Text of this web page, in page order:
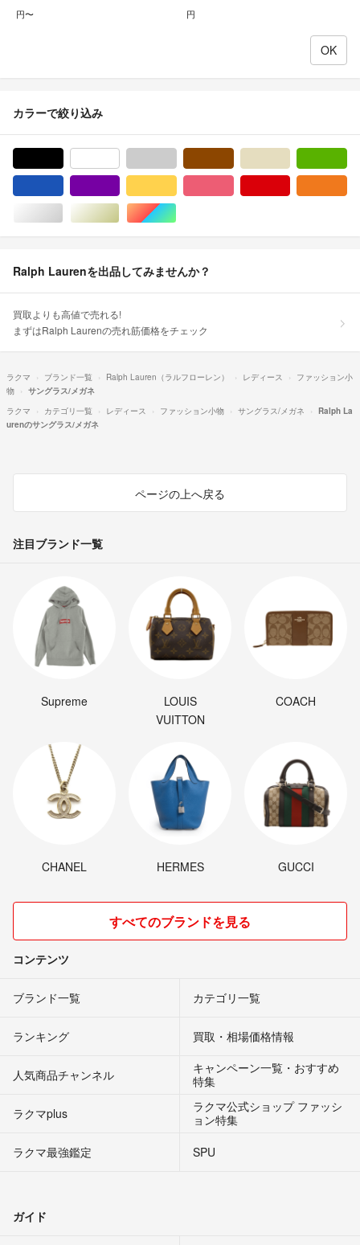
円〜 円
カラーで絞り込み
シルバー/銀色系ゴールド/金色系マルチカラー
Ralph Laurenを出品してみませんか？
買取よりも高値で売れる!
まずはRalph Laurenの売れ筋価格をチェック
ラクマ ブランド一覧 Ralph Lauren（ラルフローレン） レディース
ファッション小
物
サングラス/メガネ
ラクマ
カテゴリ一覧 レディース ファッション小物 サングラス/メガネ
Ralph La
urenのサングラス/メガネ
ページの上へ戻る
注目ブランド一覧
Supreme
LOUIS
VUITTON
COACH
CHANEL HERMES GUCCI
すべてのブランドを見る
コンテンツ
ブランド一覧 カテゴリ一覧
ランキング 買取・相場価格情報
人気商品チャンネル
キャンペーン一覧・おすすめ
特集
ラクマplus
ラクマ公式ショップ ファッシ
ョン特集
ラクマ最強鑑定
SPU
ガイド